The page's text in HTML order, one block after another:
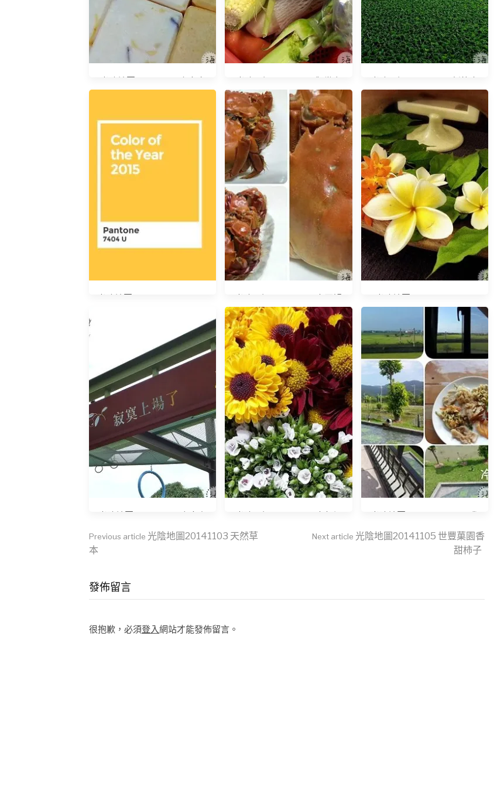
菩薩聖誕千秋
芙蓉秘境
微笑的季節
場了
來了-2/2 泛舟玩水篇~~衝丫
Continue
Reading
Previous article 光陰地圖20141103 天然草
本
Next article 光陰地圖20141105 世豐菓園香
甜柿子
發佈留言
很抱歉，必須登入網站才能發佈留言。